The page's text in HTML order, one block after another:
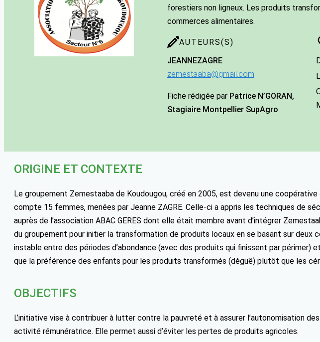
forestiers non ligneux. Les produits
commerces alimentaires.
AUTEURS(S)
JEANNEZAGRE
zemestaaba@gmail.com
Fiche rédigée par Patrice N’GORAN,
Stagiaire Montpellier SupAgro
ORIGINE ET CONTEXTE
Le groupement Zemestaaba de Koudougou, créé en 2005, est devenu une
compte 15 femmes, menées par Jeanne ZAGRE. Celle-ci a appris les techniques de
auprès de l’association ABAC GERES dont elle était membre avant d’intégrer
du groupement pour initier la transformation de produits locaux en se basant sur deux
instable entre des périodes d’abondance (avec des produits qui finissent par périmer)
que la préférence des enfants pour les produits transformés (dèguê) plutôt que les
OBJECTIFS
L’initiative vise à contribuer à lutter contre la pauvreté et à assurer l’autonomisation
activité rémunératrice. Elle permet aussi d’éviter les pertes de produits agricoles.